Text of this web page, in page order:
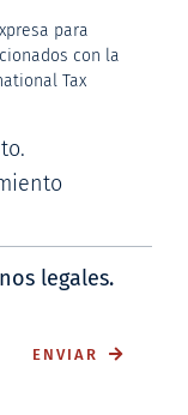
para
con la
Tax
legales.
ENVIAR